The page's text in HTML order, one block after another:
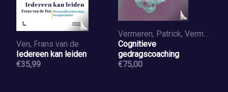
Ven, Frans van de
Iedereen kan leiden
€35,99
Vermeren, Patrick, Vermeren, Laurien
Cognitieve
gedragscoaching
€75,00